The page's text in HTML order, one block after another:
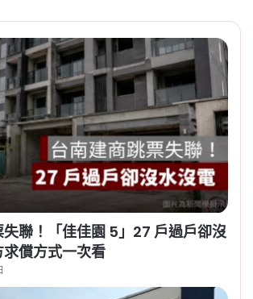
聯！「佳佳園 5」27 戶過戶卻沒
償方式一次看